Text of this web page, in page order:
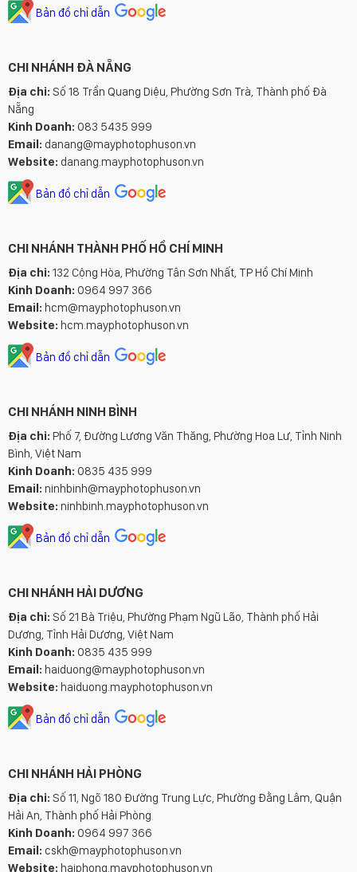
Bản đồ chỉ dẫn
CHI NHÁNH ĐÀ NẴNG
Địa chỉ: Số 18 Trần Quang Diệu, Phường Sơn Trà, Thành phố Đà
Nẵng
Kinh Doanh: 083 5435 999
Email: danang@mayphotophuson.vn
Website: danang.mayphotophuson.vn
Bản đồ chỉ dẫn
CHI NHÁNH THÀNH PHỐ HỒ CHÍ MINH
Địa chỉ: 132 Cộng Hòa, Phường Tân Sơn Nhất, TP Hồ Chí Minh
Kinh Doanh: 0964 997 366
Email: hcm@mayphotophuson.vn
Website: hcm.mayphotophuson.vn
Bản đồ chỉ dẫn
CHI NHÁNH NINH BÌNH
Địa chỉ: Phố 7, Đường Lương Văn Thăng, Phường Hoa Lư, Tỉnh Ninh
Bình, Việt Nam
Kinh Doanh: 0835 435 999
Email: ninhbinh@mayphotophuson.vn
Website: ninhbinh.mayphotophuson.vn
Bản đồ chỉ dẫn
CHI NHÁNH HẢI DƯƠNG
Địa chỉ: Số 21 Bà Triệu, Phường Phạm Ngũ Lão, Thành phố Hải
Dương, Tỉnh Hải Dương, Việt Nam
Kinh Doanh: 0835 435 999
Email: haiduong@mayphotophuson.vn
Website: haiduong.mayphotophuson.vn
Bản đồ chỉ dẫn
CHI NHÁNH HẢI PHÒNG
Địa chỉ: Số 11, Ngõ 180 Đường Trung Lực, Phường Đằng Lâm, Quận
Hải An, Thành phố Hải Phòng
Kinh Doanh: 0964 997 366
Email: cskh@mayphotophuson.vn
Website: haiphong.mayphotophuson.vn